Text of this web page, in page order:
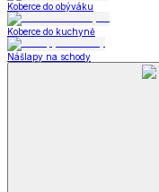
Koberce do obýváku
Koberce do kuchyně
Nášlapy na schody